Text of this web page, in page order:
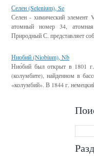
Селен (Selenium), Se
Селен - химический элемент
атомный номер 34,
Природный С. представляет
Ниобий (Niobium), Nb
Нио́бий был открыт в 1801
(колумбите), найденном в
«колумбий». В 1844 г.